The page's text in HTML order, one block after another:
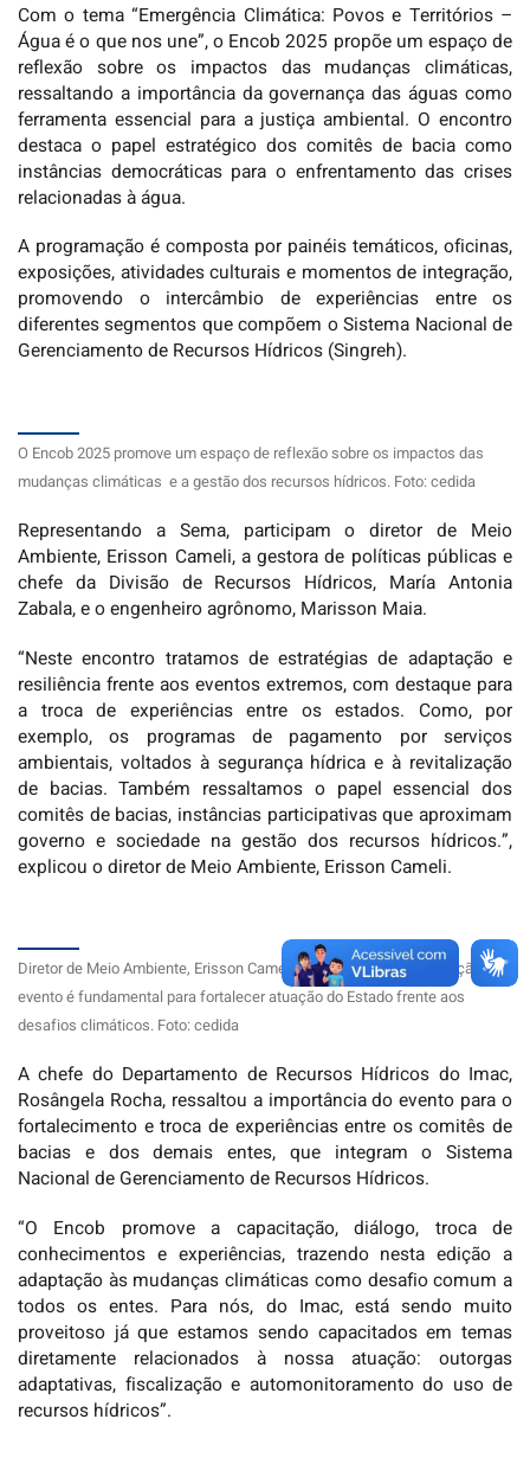
Com o tema “Emergência Climática: Povos e Territórios –
Água é o que nos une”, o Encob 2025 propõe um espaço de
reflexão sobre os impactos das mudanças climáticas,
ressaltando a importância da governança das águas como
ferramenta essencial para a justiça ambiental. O encontro
destaca o papel estratégico dos comitês de bacia como
instâncias democráticas para o enfrentamento das crises
relacionadas à água.
A programação é composta por painéis temáticos, oficinas,
exposições, atividades culturais e momentos de integração,
promovendo o intercâmbio de experiências entre os
diferentes segmentos que compõem o Sistema Nacional de
Gerenciamento de Recursos Hídricos (Singreh).
O Encob 2025 promove um espaço de reflexão sobre os impactos das
mudanças climáticas e a gestão dos recursos hídricos. Foto: cedida
Representando a Sema, participam o diretor de Meio
Ambiente, Erisson Cameli, a gestora de políticas públicas e
chefe da Divisão de Recursos Hídricos, María Antonia
Zabala, e o engenheiro agrônomo, Marisson Maia.
“Neste encontro tratamos de estratégias de adaptação e
resiliência frente aos eventos extremos, com destaque para
a troca de experiências entre os estados. Como, por
exemplo, os programas de pagamento por serviços
ambientais, voltados à segurança hídrica e à revitalização
de bacias. Também ressaltamos o papel essencial dos
comitês de bacias, instâncias participativas que aproximam
governo e sociedade na gestão dos recursos hídricos.”,
explicou o diretor de Meio Ambiente, Erisson Cameli.
Diretor de Meio Ambiente, Erisson Cameli, destaca que a participação no
evento é fundamental para fortalecer atuação do Estado frente aos
desafios climáticos. Foto: cedida
A chefe do Departamento de Recursos Hídricos do Imac,
Rosângela Rocha, ressaltou a importância do evento para o
fortalecimento e troca de experiências entre os comitês de
bacias e dos demais entes, que integram o Sistema
Nacional de Gerenciamento de Recursos Hídricos.
“O Encob promove a capacitação, diálogo, troca de
conhecimentos e experiências, trazendo nesta edição a
adaptação às mudanças climáticas como desafio comum a
todos os entes. Para nós, do Imac, está sendo muito
proveitoso já que estamos sendo capacitados em temas
diretamente relacionados à nossa atuação: outorgas
adaptativas, fiscalização e automonitoramento do uso de
recursos hídricos”.